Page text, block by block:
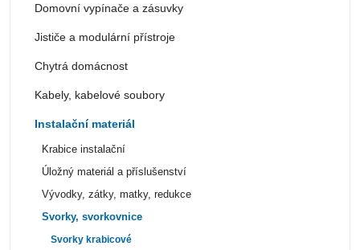
Domovní vypínače a zásuvky
Jističe a modulární přístroje
Chytrá domácnost
Kabely, kabelové soubory
Instalační materiál
Krabice instalační
Úložný materiál a příslušenství
Vývodky, zátky, matky, redukce
Svorky, svorkovnice
Svorky krabicové